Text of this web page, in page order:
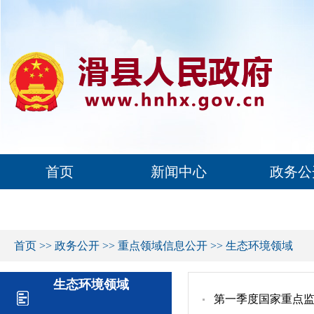
首页 新闻中心 政务
首页 >> 政务公开 >> 重点领域信息公开 >> 生态环境领域
生态环境领域
第一季度国家重点